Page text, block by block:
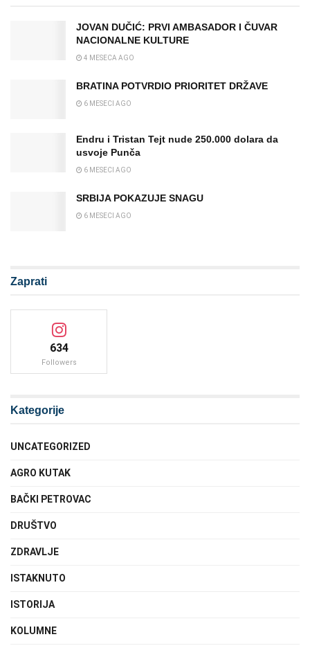
JOVAN DUČIĆ: PRVI AMBASADOR I ČUVAR
NACIONALNE KULTURE
4 MESECA AGO
BRATINA POTVRDIO PRIORITET DRŽAVE
6 MESECI AGO
Endru i Tristan Tejt nude 250.000 dolara da
usvoje Punča
6 MESECI AGO
SRBIJA POKAZUJE SNAGU
6 MESECI AGO
Zaprati
634
Followers
Kategorije
UNCATEGORIZED
AGRO KUTAK
BAČKI PETROVAC
DRUŠTVO
ZDRAVLJE
ISTAKNUTO
ISTORIJA
KOLUMNE